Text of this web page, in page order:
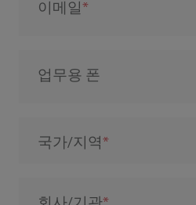
이메일
업무용 폰
국가/지역